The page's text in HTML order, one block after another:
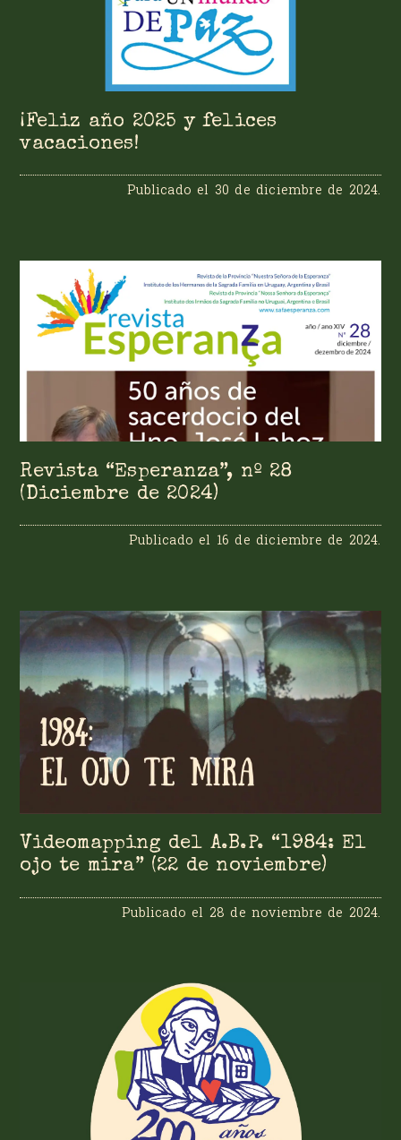
¡Feliz año 2025 y felices
vacaciones!
Publicado el 30 de diciembre de 2024.
Revista “Esperanza”, nº 28
(Diciembre de 2024)
Publicado el 16 de diciembre de 2024.
Videomapping del A.B.P. “1984: El
ojo te mira” (22 de noviembre)
Publicado el 28 de noviembre de 2024